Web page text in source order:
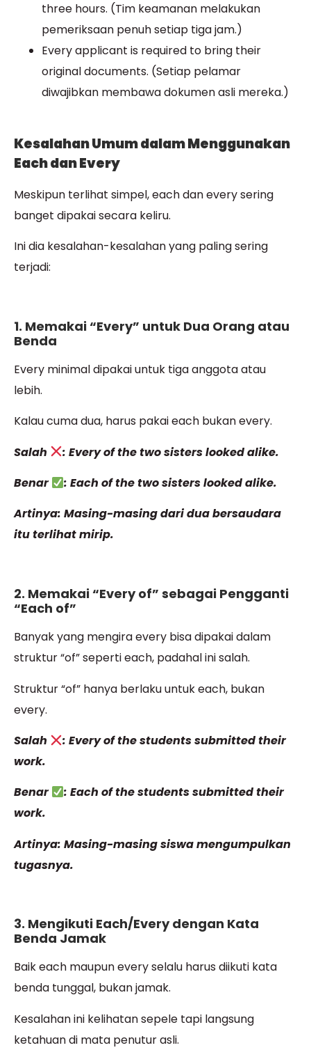
three hours. (Tim keamanan melakukan
pemeriksaan penuh setiap tiga jam.)
Every applicant is required to bring their
original documents. (Setiap pelamar
diwajibkan membawa dokumen asli mereka.)
Kesalahan Umum dalam Menggunakan
Each dan Every
Meskipun terlihat simpel, each dan every sering
banget dipakai secara keliru.
Ini dia kesalahan-kesalahan yang paling sering
terjadi:
1. Memakai “Every” untuk Dua Orang atau
Benda
Every minimal dipakai untuk tiga anggota atau
lebih.
Kalau cuma dua, harus pakai each bukan every.
Salah
: Every of the two sisters looked alike.
Benar
: Each of the two sisters looked alike.
Artinya: Masing-masing dari dua bersaudara
itu terlihat mirip.
2. Memakai “Every of” sebagai Pengganti
“Each of”
Banyak yang mengira every bisa dipakai dalam
struktur “of” seperti each, padahal ini salah.
Struktur “of” hanya berlaku untuk each, bukan
every.
Salah
: Every of the students submitted their
work.
Benar
: Each of the students submitted their
work.
Artinya: Masing-masing siswa mengumpulkan
tugasnya.
3. Mengikuti Each/Every dengan Kata
Benda Jamak
Baik each maupun every selalu harus diikuti kata
benda tunggal, bukan jamak.
Kesalahan ini kelihatan sepele tapi langsung
ketahuan di mata penutur asli.